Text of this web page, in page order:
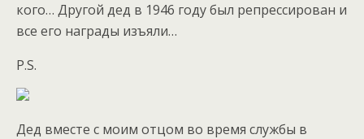
кого… Другой дед в 1946 году был репрессирован и
все его награды изъяли…
P.S.
Дед вместе с моим отцом во время службы в